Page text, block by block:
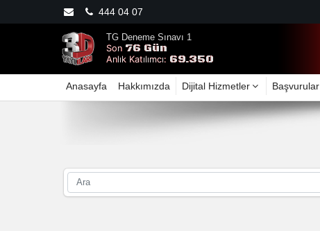
444 04 07
TG Deneme Sınavı 1
Son 76 Gün
Anlık Katılımcı: 69.350
Anasayfa Hakkımızda Dijital Hizmetler Başvurular